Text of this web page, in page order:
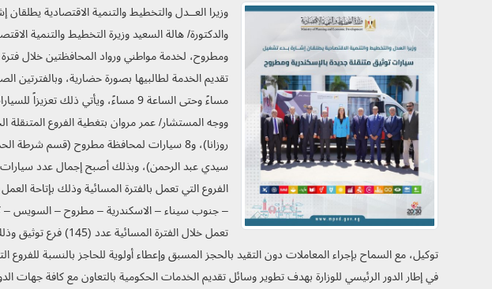
وزيرا العــدل والتخطيط والتنمية الاقتصادية
ومطروح، لخدمة مواطني ورواد المحافظتين خلال
مساءً وحتى الساعة 9 مساءً، ويأتي
– جنوب سيناء – الاسكندرية – مطروح – السويس –
توكيل، مع السماح بإجراء المعاملات دون التقيد بالحجز المسبق وإعطاء أولوية للحاجز بالنسبة للفروع
في إطار الدور الرئيسي للوزارة بهدف تطوير وسائل تقديم الخدمات الحكومية بالتعاون مع كافة جهات